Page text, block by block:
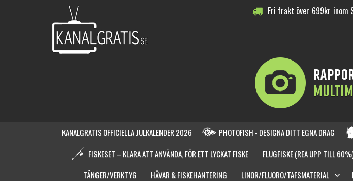
Fri frakt över 699kr inom
KANALGRATIS OFFICIELLA JULKALENDER 2026 PHOTOFISH - DESIGNA DITT EGNA DRAG
FISKESET – KLARA ATT ANVÄNDA, FÖR ETT LYCKAT FISKE
FLUGFISKE (REA UPP TILL
TÄNGER/VERKTYG
HÅVAR & FISKEHANTERING LINOR/FLUORO/TAFSMATERIAL